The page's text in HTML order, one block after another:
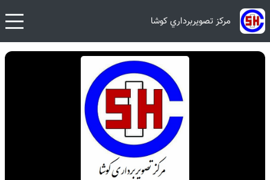
مرکز تصويربرداري کوشا